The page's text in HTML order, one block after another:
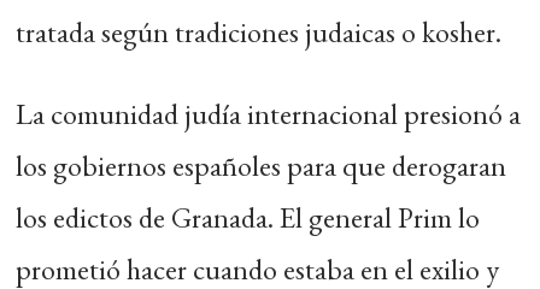
tratada según tradiciones judaicas o kosher.
La comunidad judía internacional presionó a
los gobiernos españoles para que derogaran
los edictos de Granada. El general Prim lo
prometió hacer cuando estaba en el exilio y